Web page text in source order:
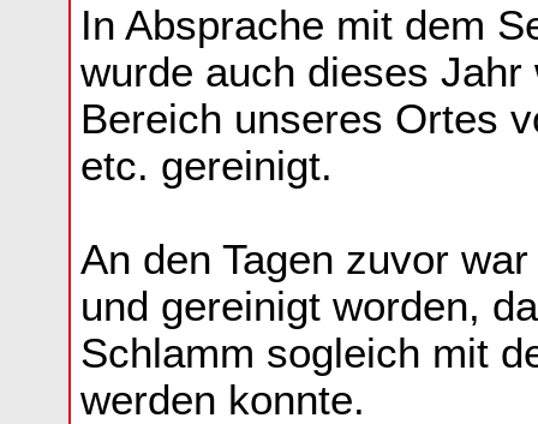
In Absprache mit dem
wurde auch dieses
Bereich unseres Ortes
etc. gereinigt.
An den Tagen zuvor
und gereinigt worden,
Schlamm sogleich mit
werden konnte.